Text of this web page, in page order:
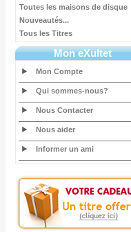
Toutes les maisons de disque
Nouveautés...
Tous les Titres
Mon eXultet
Mon Compte
Qui sommes-nous?
Nous Contacter
Nous aider
Informer un ami